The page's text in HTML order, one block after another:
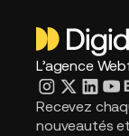
L’agence
Recevez
nouveautés